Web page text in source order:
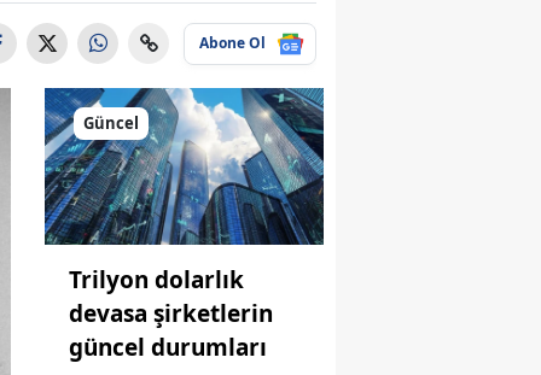
Abone Ol
Güncel
Trilyon dolarlık
devasa şirketlerin
güncel durumları